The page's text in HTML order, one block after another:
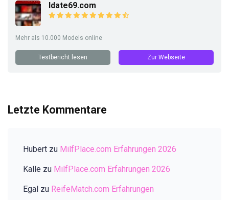
Idate69.com
Mehr als 10.000 Models online
Testbericht lesen Zur Webseite
Letzte Kommentare
Hubert zu MilfPlace.com Erfahrungen 2026
Kalle zu MilfPlace.com Erfahrungen 2026
Egal zu ReifeMatch.com Erfahrungen